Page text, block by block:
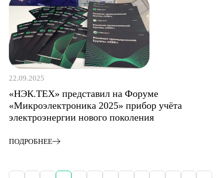
22.09.2025
«НЭК.ТЕХ» представил на Форуме
«Микроэлектроника 2025» прибор учёта
электроэнергии нового поколения
ПОДРОБНЕЕ